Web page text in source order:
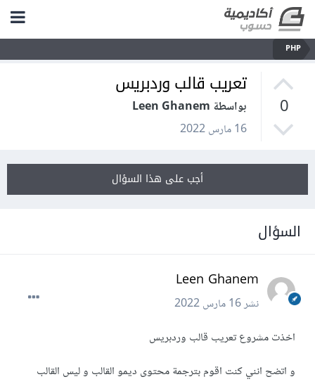
PHP
0
تعريب قالب وردبريس
بواسطة Leen Ghanem
16 مارس 2022
أجب على هذا السؤال
السؤال
Leen Ghanem
نشر16 مارس 2022
اخذت مشروع تعريب قالب وردبريس
و اتضح انني كنت اقوم بترجمة محتوى ديمو القالب و ليس القالب